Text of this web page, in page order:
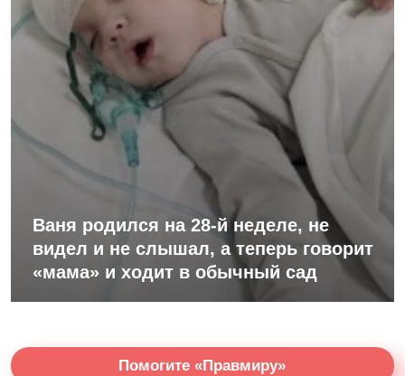
Ваня родился на 28-й неделе, не
видел и не слышал, а теперь говорит
«мама» и ходит в обычный сад
Помогите «Правмиру»